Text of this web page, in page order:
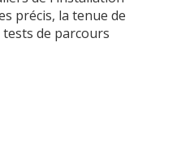
précis, la tenue de
de parcours